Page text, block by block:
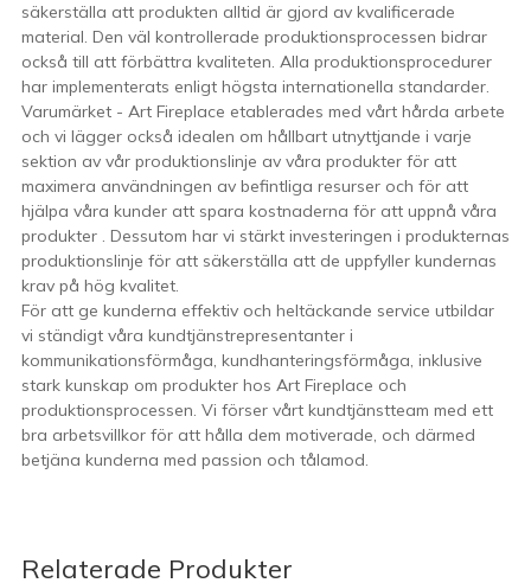
säkerställa att produkten alltid är gjord av kvalificerade
material. Den väl kontrollerade produktionsprocessen bidrar
också till att förbättra kvaliteten. Alla produktionsprocedurer
har implementerats enligt högsta internationella standarder.
Varumärket - Art Fireplace etablerades med vårt hårda arbete
och vi lägger också idealen om hållbart utnyttjande i varje
sektion av vår produktionslinje av våra produkter för att
maximera användningen av befintliga resurser och för att
hjälpa våra kunder att spara kostnaderna för att uppnå våra
produkter . Dessutom har vi stärkt investeringen i produkternas
produktionslinje för att säkerställa att de uppfyller kundernas
krav på hög kvalitet.
För att ge kunderna effektiv och heltäckande service utbildar
vi ständigt våra kundtjänstrepresentanter i
kommunikationsförmåga, kundhanteringsförmåga, inklusive
stark kunskap om produkter hos Art Fireplace och
produktionsprocessen. Vi förser vårt kundtjänstteam med ett
bra arbetsvillkor för att hålla dem motiverade, och därmed
betjäna kunderna med passion och tålamod.
Relaterade Produkter